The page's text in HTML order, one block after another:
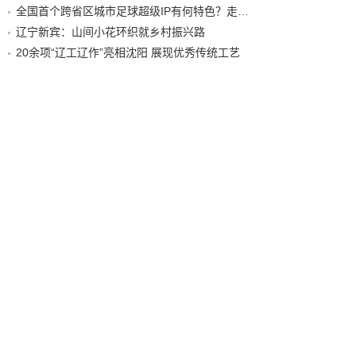
辽宁新宾：山间小花环织就乡村振兴路
20余项“辽工辽作”亮相沈阳 展现优秀传统工艺